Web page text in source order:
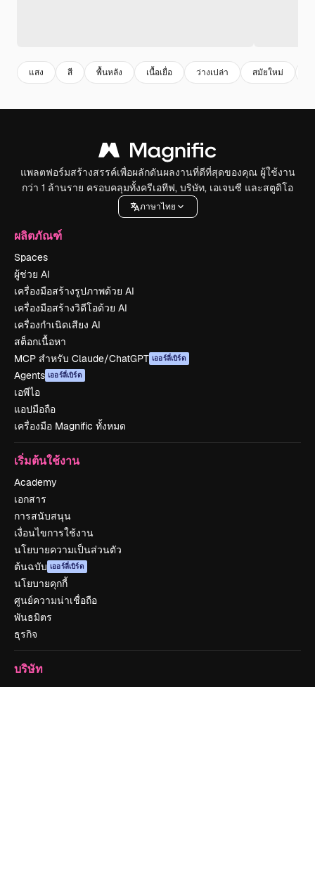
แสง สี พื้นหลัง เนื้อเยื่อ ว่างเปล่า สมัยใหม่
แพลตฟอร์มสร้างสรรค์เพื่อผลักดันผลงานที่ดีที่สุดของคุณ ผู้ใช้งาน
กว่า 1 ล้านราย ครอบคลุมทั้งครีเอทีฟ, บริษัท, เอเจนซี และสตูดิโอ
ภาษาไทย
ผลิตภัณฑ์
Spaces
ผู้ช่วย AI
เครื่องมือสร้างรูปภาพด้วย AI
เครื่องมือสร้างวิดีโอด้วย AI
เครื่องกำเนิดเสียง AI
สต็อกเนื้อหา
MCP สำหรับ Claude/ChatGPT เออร์ลี่เบิร์ด
Agents เออร์ลี่เบิร์ด
เอพีไอ
แอปมือถือ
เครื่องมือ Magnific ทั้งหมด
เริ่มต้นใช้งาน
Academy
เอกสาร
การสนับสนุน
เงื่อนไขการใช้งาน
นโยบายความเป็นส่วนตัว
ต้นฉบับ เออร์ลี่เบิร์ด
นโยบายคุกกี้
ศูนย์ความน่าเชื่อถือ
พันธมิตร
ธุรกิจ
บริษัท
ราคา